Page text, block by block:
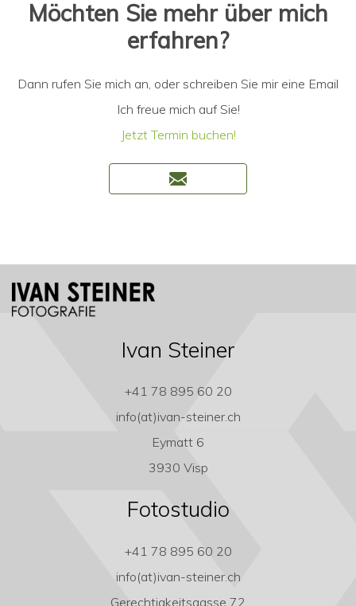
Möchten Sie mehr über mich
erfahren?
Dann rufen Sie mich an, oder schreiben Sie mir eine Email
Ich freue mich auf Sie!
Jetzt Termin buchen!
Ivan Steiner
+41 78 895 60 20
info(at)ivan-steiner.ch
Eymatt 6
3930 Visp
Fotostudio
+41 78 895 60 20
info(at)ivan-steiner.ch
Gerechtigkeitsgasse 72